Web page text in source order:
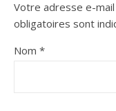
Votre adresse e-
obligatoires sont
Nom *